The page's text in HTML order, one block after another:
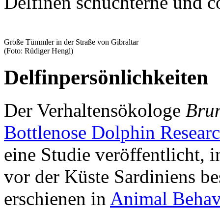
Große Tümmler in der Straße von Gibraltar
(Foto: Rüdiger Hengl)
Delfinpersönlichkeiten
Der Verhaltensökologe
Bottlenose Dolphin
eine Studie veröffentlicht,
vor der Küste Sardiniens
erschienen in Animal